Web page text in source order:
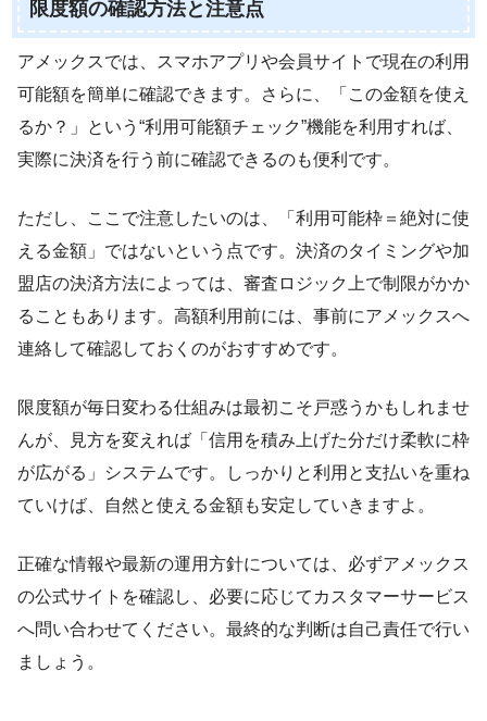
限度額の確認方法と注意点
アメックスでは、スマホアプリや会員サイトで現在の利用
可能額を簡単に確認できます。さらに、「この金額を使え
るか？」という“利用可能額チェック”機能を利用すれば、
実際に決済を行う前に確認できるのも便利です。
ただし、ここで注意したいのは、「利用可能枠＝絶対に使
える金額」ではないという点です。決済のタイミングや加
盟店の決済方法によっては、審査ロジック上で制限がかか
ることもあります。高額利用前には、事前にアメックスへ
連絡して確認しておくのがおすすめです。
限度額が毎日変わる仕組みは最初こそ戸惑うかもしれませ
んが、見方を変えれば「信用を積み上げた分だけ柔軟に枠
が広がる」システムです。しっかりと利用と支払いを重ね
ていけば、自然と使える金額も安定していきますよ。
正確な情報や最新の運用方針については、必ずアメックス
の公式サイトを確認し、必要に応じてカスタマーサービス
へ問い合わせてください。最終的な判断は自己責任で行い
ましょう。